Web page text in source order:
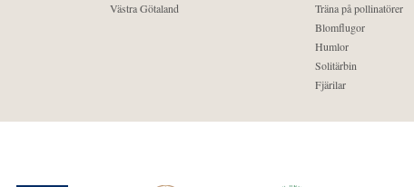
Västra Götaland
Träna på pollinatörer
Blomflugor
Humlor
Solitärbin
Fjärilar